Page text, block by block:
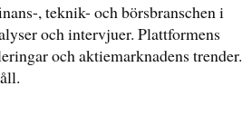
, teknik- och börsbranschen i
och intervjuer. Plattformens
och aktiemarknadens trender.